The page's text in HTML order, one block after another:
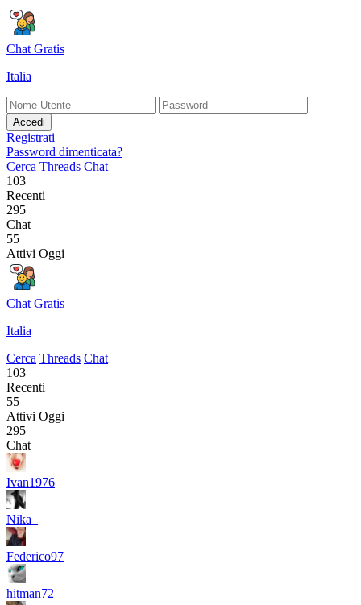
Chat Gratis
Italia
Accedi
Registrati
Password dimenticata?
Cerca Threads Chat
103
Recenti
295
Chat
55
Attivi Oggi
Chat Gratis
Italia
Cerca Threads Chat
103
Recenti
55
Attivi Oggi
295
Chat
Ivan1976
Nika_
Federico97
hitman72